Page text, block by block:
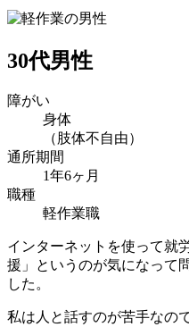
30代男性
障がい
身体
（肢体不自由）
通所期間
1年6ヶ月
職種
軽作業職
インターネットを使って就
援」というのが気になって
した。
私は人と話すのが苦手なの